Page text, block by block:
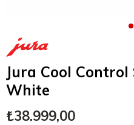
Jura Cool
White
₺38.999,00